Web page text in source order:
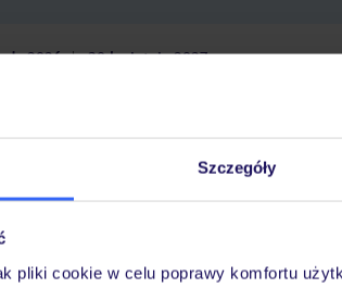
Szczegóły
pliki cookie w celu poprawy komfortu
2026do30 kwietnia 2027